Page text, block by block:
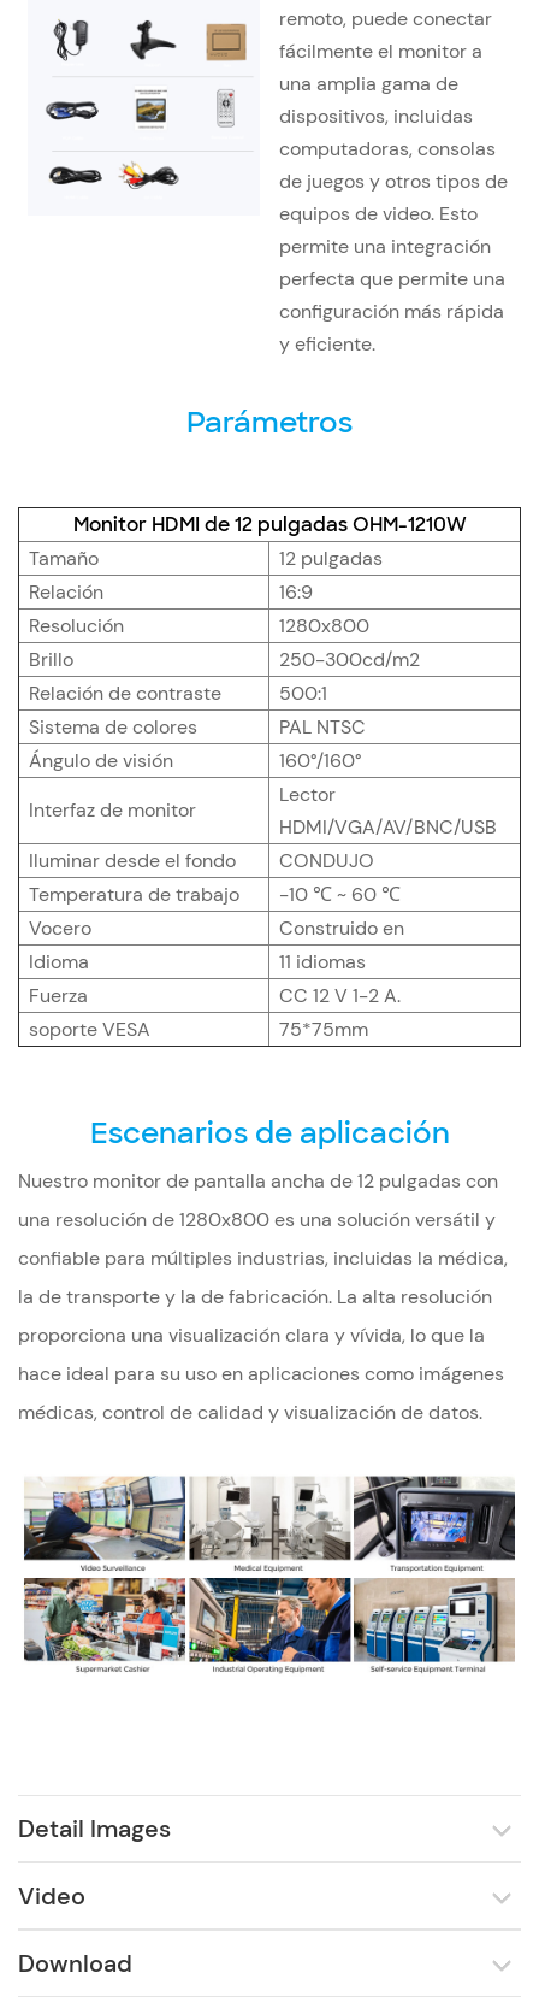
remoto, puede conectar
fácilmente el monitor a
una amplia gama de
dispositivos, incluidas
computadoras, consolas
de juegos y otros tipos de
equipos de video. Esto
permite una integración
perfecta que permite una
configuración más rápida
y eficiente.
Parámetros
Monitor HDMI de 12 pulgadas OHM-1210W
Tamaño
12 pulgadas
Relación
16:9
Resolución
1280x800
Brillo
250-300cd/m2
Relación de contraste
500:1
Sistema de colores
PAL NTSC
Ángulo de visión
160°/160°
Interfaz de monitor
Lector
HDMI/VGA/AV/BNC/USB
Iluminar desde el fondo
CONDUJO
Temperatura de trabajo
-10 ℃ ~ 60 ℃
Vocero
Construido en
Idioma
11 idiomas
Fuerza
CC 12 V 1-2 A.
soporte VESA
75*75mm
Escenarios de aplicación
Nuestro monitor de pantalla ancha de 12 pulgadas con
una resolución de 1280x800 es una solución versátil y
confiable para múltiples industrias, incluidas la médica,
la de transporte y la de fabricación. La alta resolución
proporciona una visualización clara y vívida, lo que la
hace ideal para su uso en aplicaciones como imágenes
médicas, control de calidad y visualización de datos.
Detail Images
Video
Download